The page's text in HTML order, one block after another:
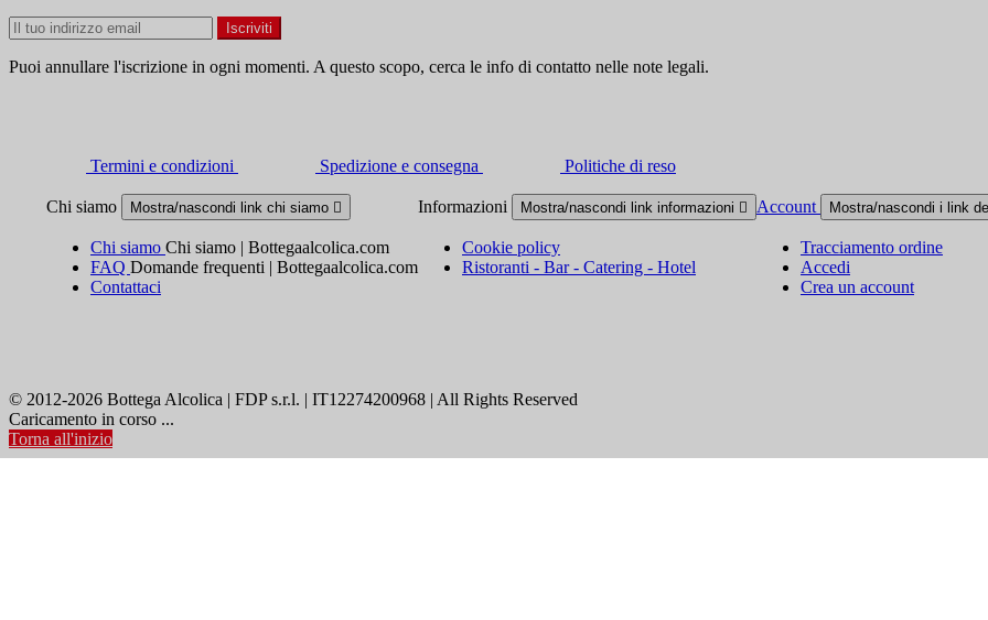
Puoi annullare l'iscrizione in ogni momenti. A questo scopo, cerca le info di contatto nelle note legali.
Termini e condizioni Spedizione e consegna Politiche di reso
Chi siamo Mostra/nascondi link chi siamo 
Chi siamo Chi siamo | Bottegaalcolica.com
FAQ Domande frequenti | Bottegaalcolica.com
Contattaci
Informazioni Mostra/nascondi link informazioni 
Cookie policy
Ristoranti - Bar - Catering - Hotel
Account Mostra/nascondi i link
Tracciamento ordine
Accedi
Crea un account
© 2012-2026 Bottega Alcolica | FDP s.r.l. | IT12274200968 | All Rights Reserved
Caricamento in corso ...
Torna all'inizio